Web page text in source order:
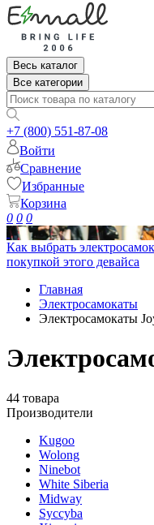
Весь каталог
Все категории
+7 (800) 551-87-08
Войти
Сравнение
Избранные
Корзина
0 0 0
Как выбрать
покупкой этого девайса
Главная
Электросамокаты
Электросамокаты
44 товара
Производители
Kugoo
Wolong
Ninebot
White Siberia
Midway
Syccyba